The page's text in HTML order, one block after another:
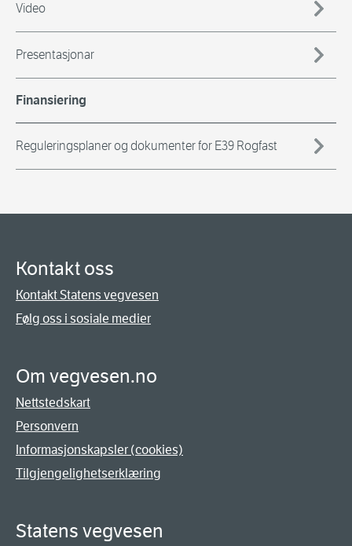
Video
Presentasjonar
Finansiering
Reguleringsplaner og dokumenter for E39 Rogfast
Kontakt oss
Kontakt Statens vegvesen
Følg oss i sosiale medier
Om vegvesen.no
Nettstedskart
Personvern
Informasjonskapsler (cookies)
Tilgjengelighetserklæring
Statens vegvesen